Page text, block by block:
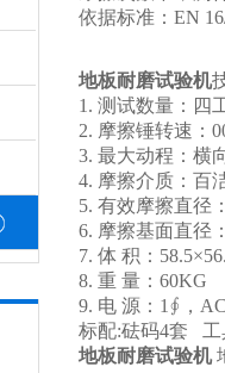
依据标准：EN
地板耐磨试验机
1. 测试数量：四
2. 摩擦锤转速：
3. 最大动程：横
4. 摩擦介质：百
5. 有效摩擦直径
6. 摩擦基面直径
7. 体 积：
8. 重 量：60KG
9. 电 源：1∮，
标配:砝码4套
地板耐磨试验机